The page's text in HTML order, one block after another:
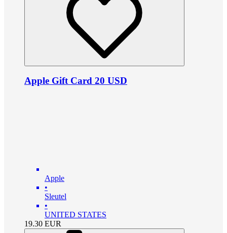
Apple Gift Card 20 USD
Apple
•
Sleutel
•
UNITED STATES
19.30 EUR